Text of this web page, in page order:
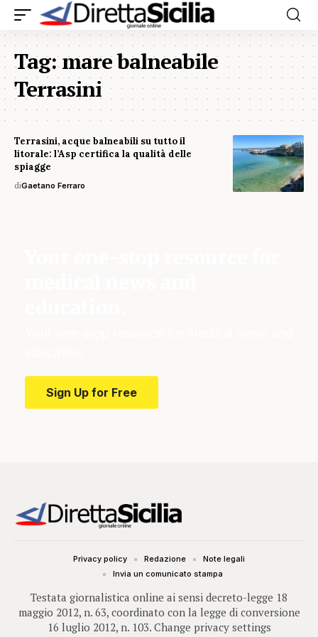
Tag:mare balneabile
Terrasini
Terrasini, acque balneabili su tutto il
litorale: l’Asp certifica la qualità delle
spiagge
diGaetano Ferraro
Sign Up for Free
Testata giornalistica online ai sensi decreto-legge 18
maggio 2012, n. 63, coordinato con la legge di conversione
16 luglio 2012, n. 103. Change privacy settings
Privacy policy Redazione
Note legali
Invia un comunicato stampa